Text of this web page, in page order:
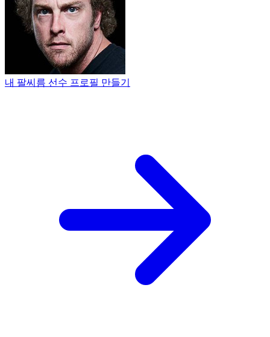
내 팔씨름 선수 프로필 만들기